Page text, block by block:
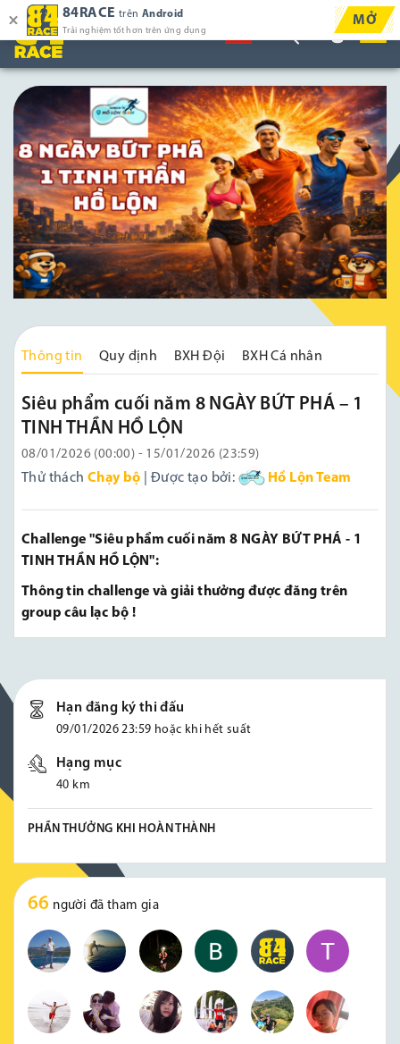
Thông tin Quy định BXH Đội BXH Cá nhân
Siêu phẩm cuối năm 8 NGÀY BỨT PHÁ – 1
TINH THẦN HỒ LỘN
08/01/2026 (00:00) - 15/01/2026 (23:59)
Thử thách Chạy bộ | Được tạo bởi: Hồ Lộn Team
Challenge "Siêu phẩm cuối năm 8 NGÀY BỨT PHÁ - 1
TINH THẦN HỒ LỘN":
Thông tin challenge và giải thưởng được đăng trên
group câu lạc bộ !
Hạn đăng ký thi đấu
09/01/2026 23:59 hoặc khi hết suất
Hạng mục
40 km
PHẦN THƯỞNG KHI HOÀN THÀNH
66 người đã tham gia
84RACE trên Android
Trải nghiệm tốt hơn trên ứng dụng
MỞ